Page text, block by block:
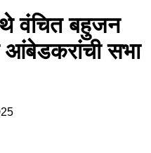
वंचित बहुजन
सभा